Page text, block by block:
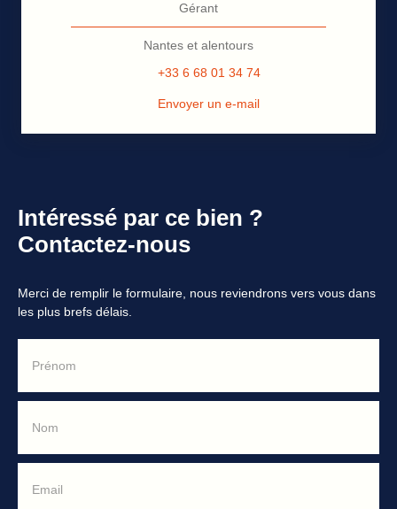
Gérant
Nantes et alentours
+33 6 68 01 34 74
Envoyer un e-mail
Intéressé par ce bien ?
Contactez-nous
Merci de remplir le formulaire, nous reviendrons vers vous dans
les plus brefs délais.
Prénom
Nom
Email